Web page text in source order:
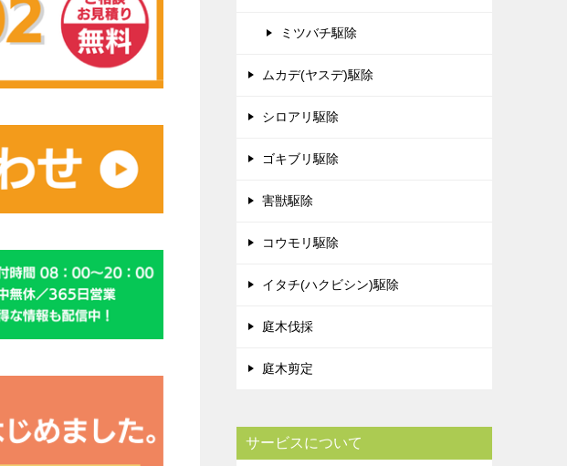
ミツバチ駆除
ムカデ(ヤスデ)駆除
シロアリ駆除
ゴキブリ駆除
害獣駆除
コウモリ駆除
イタチ(ハクビシン)駆除
庭木伐採
庭木剪定
サービスについて